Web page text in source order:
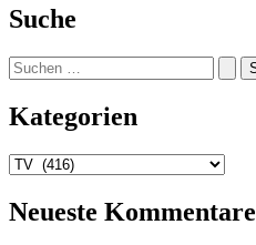
Suche
Suchen
nach:
Kategorien
Kategorien
Neueste Kommentare